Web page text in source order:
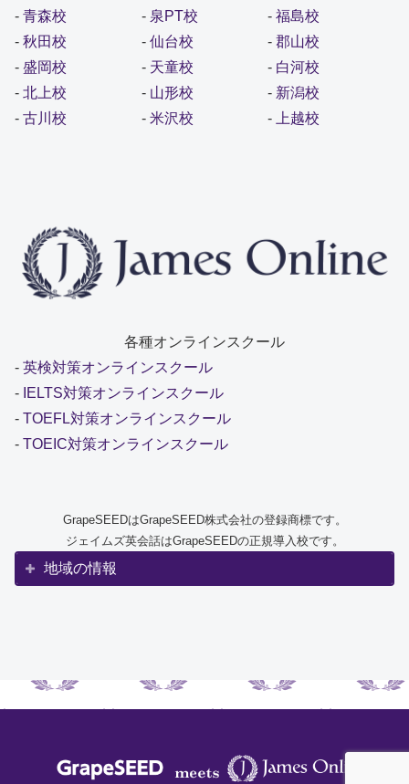
- 青森校
- 秋田校
- 盛岡校
- 北上校
- 古川校
- 泉PT校
- 仙台校
- 天童校
- 山形校
- 米沢校
-福島校
-郡山校
- 白河校
- 新潟校
-
上越校
各種オンラインスクール
- 英検対策オンラインスクール
- IELTS対策オンラインスクール
- TOEFL対策オンラインスクール
- TOEIC対策オンラインスクール
GrapeSEEDはGrapeSEED株式会社の登録商標です。
ジェイムズ英会話はGrapeSEEDの正規導入校です。
地域の情報